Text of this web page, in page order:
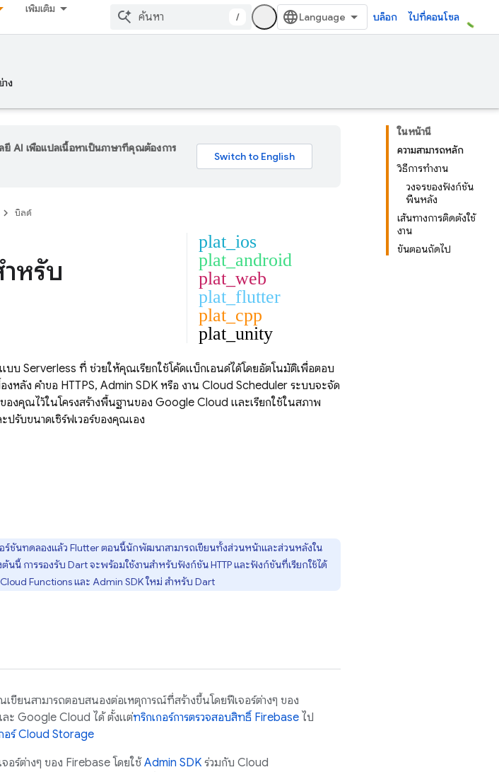
เพิ่มเติม
/ บล็อก ไปที่คอนโซล
าง
ในหน้านี้
ความสามารถหลัก
วิธีการทำงาน
วงจรของฟังก์ชัน
พื้นหลัง
เส้นทางการติดตั้งใช้
งาน
ขั้นตอนถัดไป
ยี AI เพื่อแปลเนื้อหาเป็นภาษาที่คุณต้องการ
บิลด์
หรับ
plat_ios
plat_android
plat_web
plat_flutter
plat_cpp
plat_unity
บบ Serverless ที่ ช่วยให้คุณเรียกใช้โค้ดแบ็กเอนด์ได้โดยอัตโนมัติเพื่อตอบ
หลัง คำขอ HTTPS, Admin SDK หรือ งาน Cloud Scheduler ระบบจะจัด
งคุณไว้ในโครงสร้างพื้นฐานของ Google Cloud และเรียกใช้ในสภาพ
รับขนาดเซิร์ฟเวอร์ของคุณเอง
อร์ชันทดลองแล้ว Flutter ตอนนี้นักพัฒนาสามารถเขียนทั้งส่วนหน้าและส่วนหลังใน
ต้นนี้ การรองรับ Dart จะพร้อมใช้งานสำหรับฟังก์ชัน HTTP และฟังก์ชันที่เรียกใช้ได้
Cloud Functionsและ Admin SDK ใหม่ สำหรับ Dart
ขียนสามารถตอบสนองต่อเหตุการณ์ที่สร้างขึ้นโดยฟีเจอร์ต่างๆ ของ
ะ Google Cloud ได้ ตั้งแต่ทริกเกอร์การตรวจสอบสิทธิ์ Firebase ไป
อร์ Cloud Storage
อร์ต่างๆ ของ Firebase โดยใช้ Admin SDK ร่วมกับ Cloud